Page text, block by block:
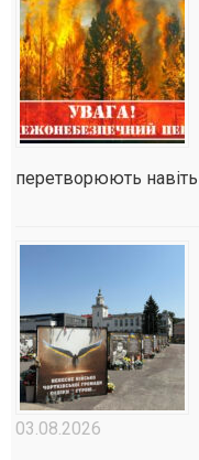
перетворюють
03.08.2026